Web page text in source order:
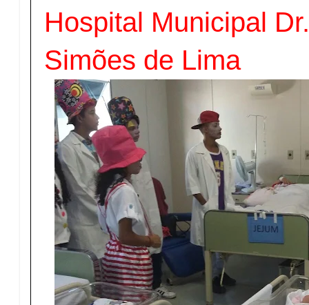
Hospital Municipal
Simões de Lima